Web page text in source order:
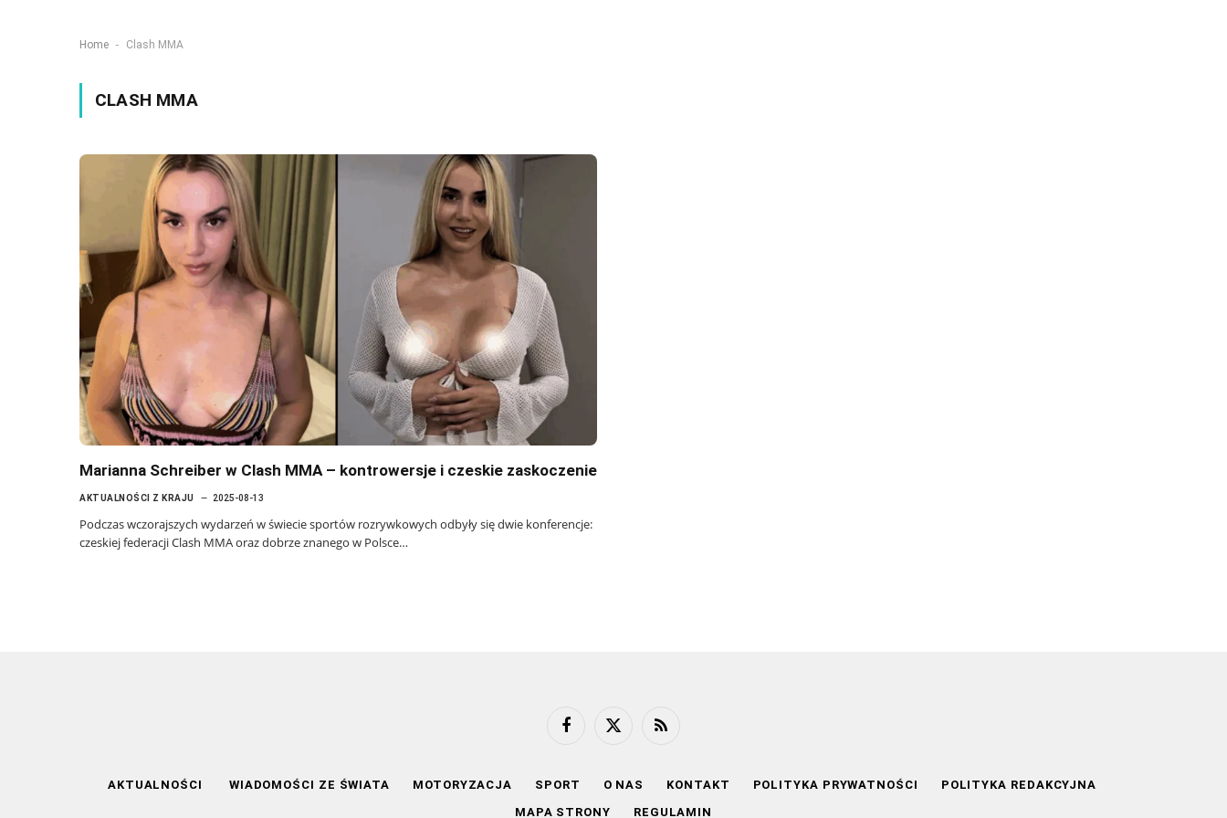
Home - Clash MMA
CLASH MMA
Marianna Schreiber w Clash MMA – kontrowersje i czeskie zaskoczenie
AKTUALNOŚCI Z KRAJU 2025-08-13
Podczas wczorajszych wydarzeń w świecie sportów rozrywkowych odbyły się dwie konferencje:
czeskiej federacji Clash MMA oraz dobrze znanego w Polsce…
FacebookX
RSS
AKTUALNOŚCI WIADOMOŚCI ZE ŚWIATA MOTORYZACJA SPORT O NAS KONTAKT POLITYKA PRYWATNOŚCI
POLITYKA REDAKCYJNA
MAPA STRONY
REGULAMIN